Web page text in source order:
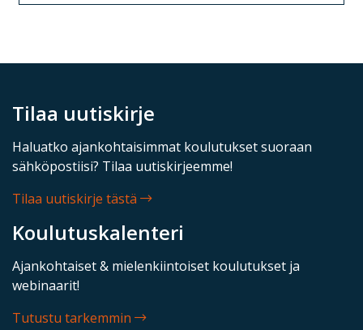
Tilaa uutiskirje
Haluatko ajankohtaisimmat koulutukset suoraan
sähköpostiisi? Tilaa uutiskirjeemme!
Tilaa uutiskirje tästä
Koulutuskalenteri
Ajankohtaiset & mielenkiintoiset koulutukset ja
webinaarit!
Tutustu tarkemmin